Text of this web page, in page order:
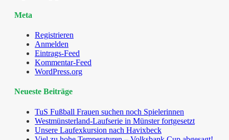
Meta
Registrieren
Anmelden
Eintrags-Feed
Kommentar-Feed
WordPress.org
Neueste Beiträge
TuS Fußball Frauen suchen noch Spielerinnen
Westmünsterland-Laufserie in Münster fortgesetzt
Unsere Laufexkursion nach Havixbeck